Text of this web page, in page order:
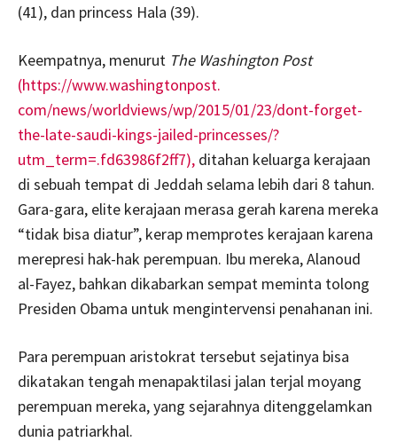
(41), dan princess Hala (39).
Keempatnya, menurut The Washington Post
(https://www.washingtonpost.
com/news/worldviews/wp/2015/01/23/dont-forget-
the-late-saudi-kings-jailed-princesses/?
utm_term=.fd63986f2ff7), ditahan keluarga kerajaan
di sebuah tempat di Jeddah selama lebih dari 8 tahun.
Gara-gara, elite kerajaan merasa gerah karena mereka
“tidak bisa diatur”, kerap memprotes kerajaan karena
merepresi hak-hak perempuan. Ibu mereka, Alanoud
al-Fayez, bahkan dikabarkan sempat meminta tolong
Presiden Obama untuk mengintervensi penahanan ini.
Para perempuan aristokrat tersebut sejatinya bisa
dikatakan tengah menapaktilasi jalan terjal moyang
perempuan mereka, yang sejarahnya ditenggelamkan
dunia patriarkhal.